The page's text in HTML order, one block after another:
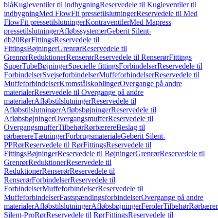
blåKugleventiler til indbygningReservedele til Kugleventiler til
indbygningMed FlowFit pressetilslutningerReservedele til Med
FlowFit pressetilslutningerKontraventilerMed Mapress
pressetilslutningerAfløbssystemerGeberit Silent-
db20RørFittingsReservedele til
FittingsBøjningerGrenrørReservedele til
GrenrørReduktionerRenserørReservedele til RenserørFittings
SuperTubeBøjningerSpecielle fittingsForbindelserReservedele til
ForbindelserSvejseforbindelserMuffeforbindelserReservedele til
MuffeforbindelserKromstålskoblingerOvergange på andre
materialerReservedele til Overgange på andre
materialerAfløbstilslutningerReservedele til
AfløbstilslutningerAfløbsbøjningerReservedele til
AfløbsbøjningerOvergangsmufferReservedele til
OvergangsmufferTilbehørRørbærereBeslag til
rørbærereTætningerForbrugsmaterialeGeberit Silent-
PPRørReservedele til RørFittingsReservedele til
FittingsBøjningerReservedele til BøjningerGrenrørReservedele til
GrenrørReduktionerReservedele til
ReduktionerRenserørReservedele til
RenserørForbindelserReservedele til
ForbindelserMuffeforbindelserReservedele til
MuffeforbindelserFastspændingsforbindelserOvergange på andre
materialerAfløbstilslutningerAfløbsbøjningerFerolerTilbehør
Silent-ProRørReservedele til RørFittingsReservedele til